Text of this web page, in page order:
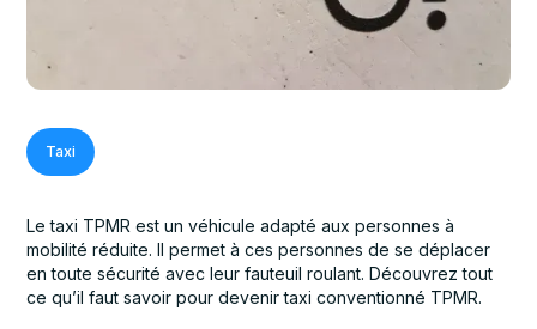
Taxi
Le taxi TPMR est un véhicule adapté aux personnes à
mobilité réduite. Il permet à ces personnes de se déplacer
en toute sécurité avec leur fauteuil roulant. Découvrez tout
ce qu’il faut savoir pour devenir taxi conventionné TPMR.